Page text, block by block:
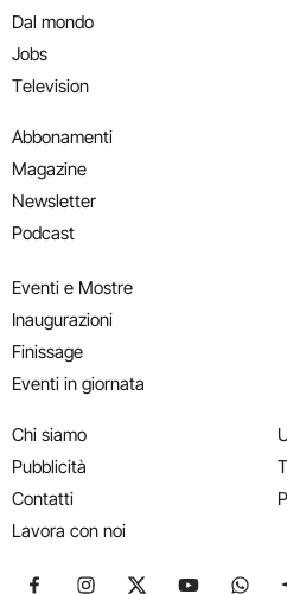
Dal mondo
Jobs
Television
Abbonamenti
Magazine
Newsletter
Podcast
Eventi e Mostre
Inaugurazioni
Finissage
Eventi in giornata
Chi siamo
Pubblicità
Contatti
Lavora con noi
Seguici su Facebook
Seguici su Instagram
Seguici su X
Seguici su